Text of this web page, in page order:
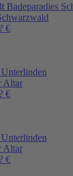
Badeparadies
€
Altar
€
Altar
€